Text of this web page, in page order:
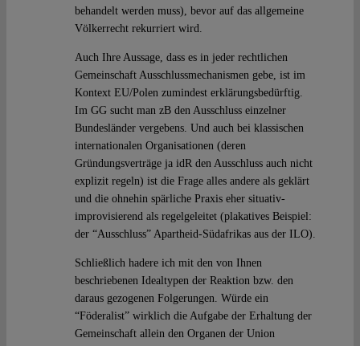
behandelt werden muss), bevor auf das allgemeine
Völkerrecht rekurriert wird.
Auch Ihre Aussage, dass es in jeder rechtlichen
Gemeinschaft Ausschlussmechanismen gebe, ist im
Kontext EU/Polen zumindest erklärungsbedürftig.
Im GG sucht man zB den Ausschluss einzelner
Bundesländer vergebens. Und auch bei klassischen
internationalen Organisationen (deren
Gründungsverträge ja idR den Ausschluss auch nicht
explizit regeln) ist die Frage alles andere als geklärt
und die ohnehin spärliche Praxis eher situativ-
improvisierend als regelgeleitet (plakatives Beispiel:
der “Ausschluss” Apartheid-Südafrikas aus der ILO).
Schließlich hadere ich mit den von Ihnen
beschriebenen Idealtypen der Reaktion bzw. den
daraus gezogenen Folgerungen. Würde ein
“Föderalist” wirklich die Aufgabe der Erhaltung der
Gemeinschaft allein den Organen der Union